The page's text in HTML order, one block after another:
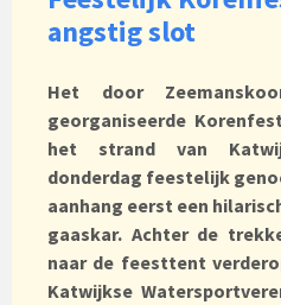
angstig slot
Het door
georganiseerde
het strand van
donderdag feestelijk
aanhang eerst een
gaaskar. Achter de
naar de feesttent
Katwijkse